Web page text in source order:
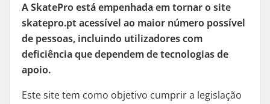
A SkatePro está empenhada em tornar o site
skatepro.pt acessível ao maior número possível
de pessoas, incluindo utilizadores com
deficiência que dependem de tecnologias de
apoio.
Este site tem como objetivo cumprir a legislação